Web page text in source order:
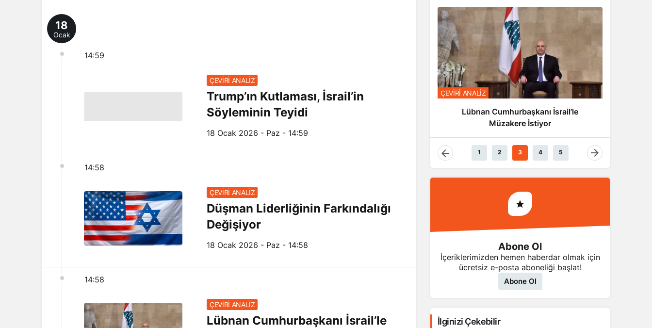
18
Ocak
14:59
ÇEVİRİ ANALİZ
Trump’ın Kutlaması, İsrail’in
Söyleminin Teyidi
18 Ocak 2026 - Paz - 14:59
14:58
ÇEVİRİ ANALİZ
Düşman Liderliğinin Farkındalığı
Değişiyor
18 Ocak 2026 - Paz - 14:58
14:58
ÇEVİRİ ANALİZ
Lübnan Cumhurbaşkanı İsrail’le
ÇEVİRİ ANALİZ
Düşman Liderliğinin Farkındalığı
ÇEVİRİ ANALİZ
Lübnan Cumhurbaşkanı İsrail’le
Müzakere İstiyor
1 2 3 4 5
Abone Ol
İçeriklerimizden hemen haberdar olmak için
ücretsiz e-posta aboneliği başlat!
Abone Ol
İlginizi Çekebilir